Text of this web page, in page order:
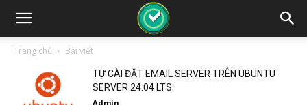
Trang chủ Bài viết
TỰ CÀI ĐẶT EMAIL SERVER TRÊN UBUNTU
SERVER 24.04 LTS.
Admin